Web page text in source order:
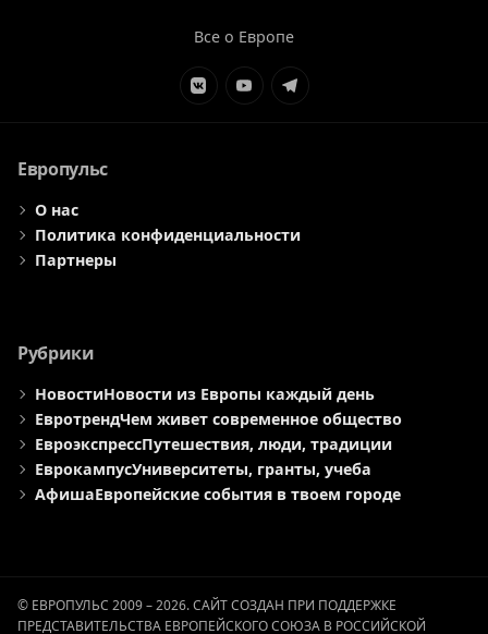
Все о Европе
ЭлементЭлементЭлемент
Европульс
О нас
Политика конфиденциальности
Партнеры
Рубрики
НовостиНовости из Европы каждый день
ЕвротрендЧем живет современное общество
ЕвроэкспрессПутешествия, люди, традиции
ЕврокампусУниверситеты, гранты, учеба
АфишаЕвропейские события в твоем городе
© ЕВРОПУЛЬС 2009 – 2026. САЙТ СОЗДАН ПРИ ПОДДЕРЖКЕ
ПРЕДСТАВИТЕЛЬСТВА ЕВРОПЕЙСКОГО СОЮЗА В РОССИЙСКОЙ